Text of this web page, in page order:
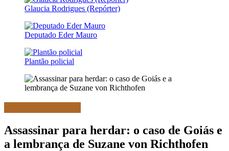
Glaucia Rodrigues (Repórter)
Deputado Eder Mauro
Plantão policial
Assassinar para herdar: o caso de Goiás e
a lembrança de Suzane von Richthofen